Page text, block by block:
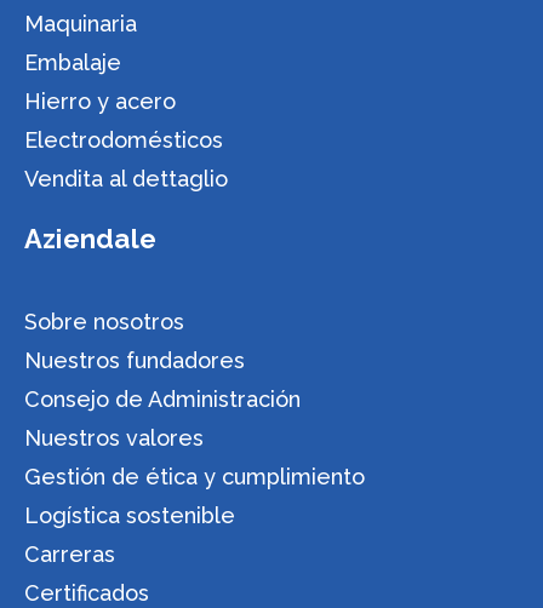
Maquinaria
Embalaje
Hierro y acero
Electrodomésticos
Vendita al dettaglio
Aziendale
Sobre nosotros
Nuestros fundadores
Consejo de Administración
Nuestros valores
Gestión de ética y cumplimiento
Logística sostenible
Carreras
Certificados